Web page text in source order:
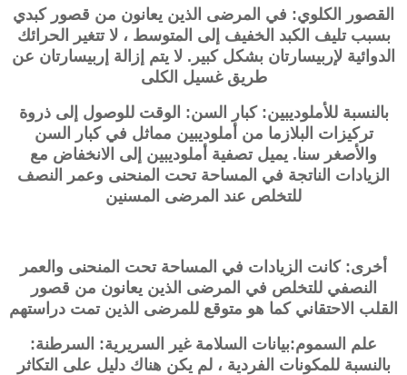
القصور الكلوي: في المرضى الذين يعانون من قصور كبدي
بسبب تليف الكبد الخفيف إلى المتوسط ​​، لا تتغير الحرائك
الدوائية لإربيسارتان بشكل كبير. لا يتم إزالة إربيسارتان عن
طريق غسيل الكلى
بالنسبة للأملوديبين: كبار السن: الوقت للوصول إلى ذروة
تركيزات البلازما من أملوديبين مماثل في كبار السن
والأصغر سنا. يميل تصفية أملوديبين إلى الانخفاض مع
الزيادات الناتجة في المساحة تحت المنحنى وعمر النصف
للتخلص عند المرضى المسنين
أخرى: كانت الزيادات في المساحة تحت المنحنى والعمر
النصفي للتخلص في المرضى الذين يعانون من قصور
القلب الاحتقاني كما هو متوقع للمرضى الذين تمت دراستهم
علم السموم:بيانات السلامة غير السريرية: السرطنة:
بالنسبة للمكونات الفردية ، لم يكن هناك دليل على التكاثر